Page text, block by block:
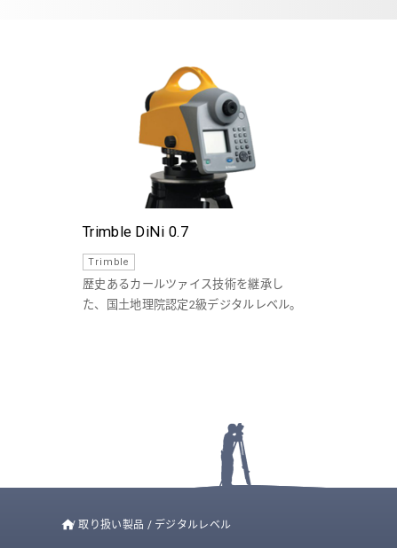
Trimble DiNi 0.7
Trimble
歴史あるカールツァイス技術を継承し
た、国土地理院認定2級デジタルレベル。
/取り扱い製品 / デジタルレベル